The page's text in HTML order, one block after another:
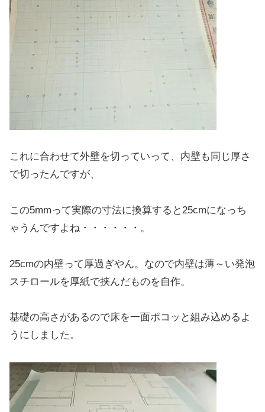
これに合わせて外壁を切っていって、内壁も同じ厚さ
で切ったんですが、
この5mmって実際の寸法に換算すると25cmになっち
ゃうんですよね・・・・・・。
25cmの内壁って厚過ぎやん。なので内壁は薄～い発泡
スチロールを厚紙で挟んだものを自作。
基礎の高さがあるので床を一面ポコッと組み込めるよ
うにしました。